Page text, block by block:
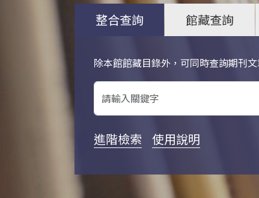
整合查詢 館藏查詢
除本館館藏目錄外，可同時查詢期刊
關鍵字搜尋
進階檢索 使用說明